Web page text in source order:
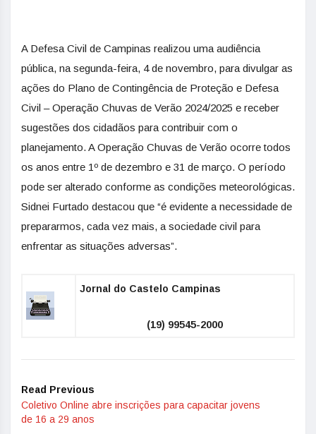
A Defesa Civil de Campinas realizou uma audiência
pública, na segunda-feira, 4 de novembro, para divulgar as
ações do Plano de Contingência de Proteção e Defesa
Civil – Operação Chuvas de Verão 2024/2025 e receber
sugestões dos cidadãos para contribuir com o
planejamento. A Operação Chuvas de Verão ocorre todos
os anos entre 1º de dezembro e 31 de março. O período
pode ser alterado conforme as condições meteorológicas.
Sidnei Furtado destacou que “é evidente a necessidade de
prepararmos, cada vez mais, a sociedade civil para
enfrentar as situações adversas”.
Jornal do Castelo Campinas
(19) 99545-2000
Read Previous
Coletivo Online abre inscrições para capacitar jovens
de 16 a 29 anos